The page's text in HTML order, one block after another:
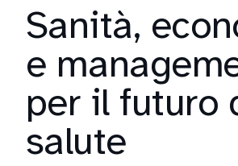
Sanità,
e
per il futuro
salute